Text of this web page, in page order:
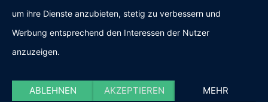
um ihre Dienste anzubieten, stetig zu verbessern und
Werbung entsprechend den Interessen der Nutzer
anzuzeigen.
ABLEHNEN AKZEPTIEREN MEHR